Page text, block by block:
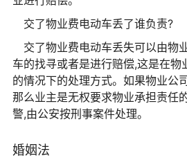
交了物业费电动车丢了谁负责?
交了物业费电动车丢失可以由物
车的找寻或者是进行赔偿,这是在物
的情况下的处理方式。如果物业公
那么业主是无权要求物业承担责任
警,由公安按刑事案件处理。
婚姻法